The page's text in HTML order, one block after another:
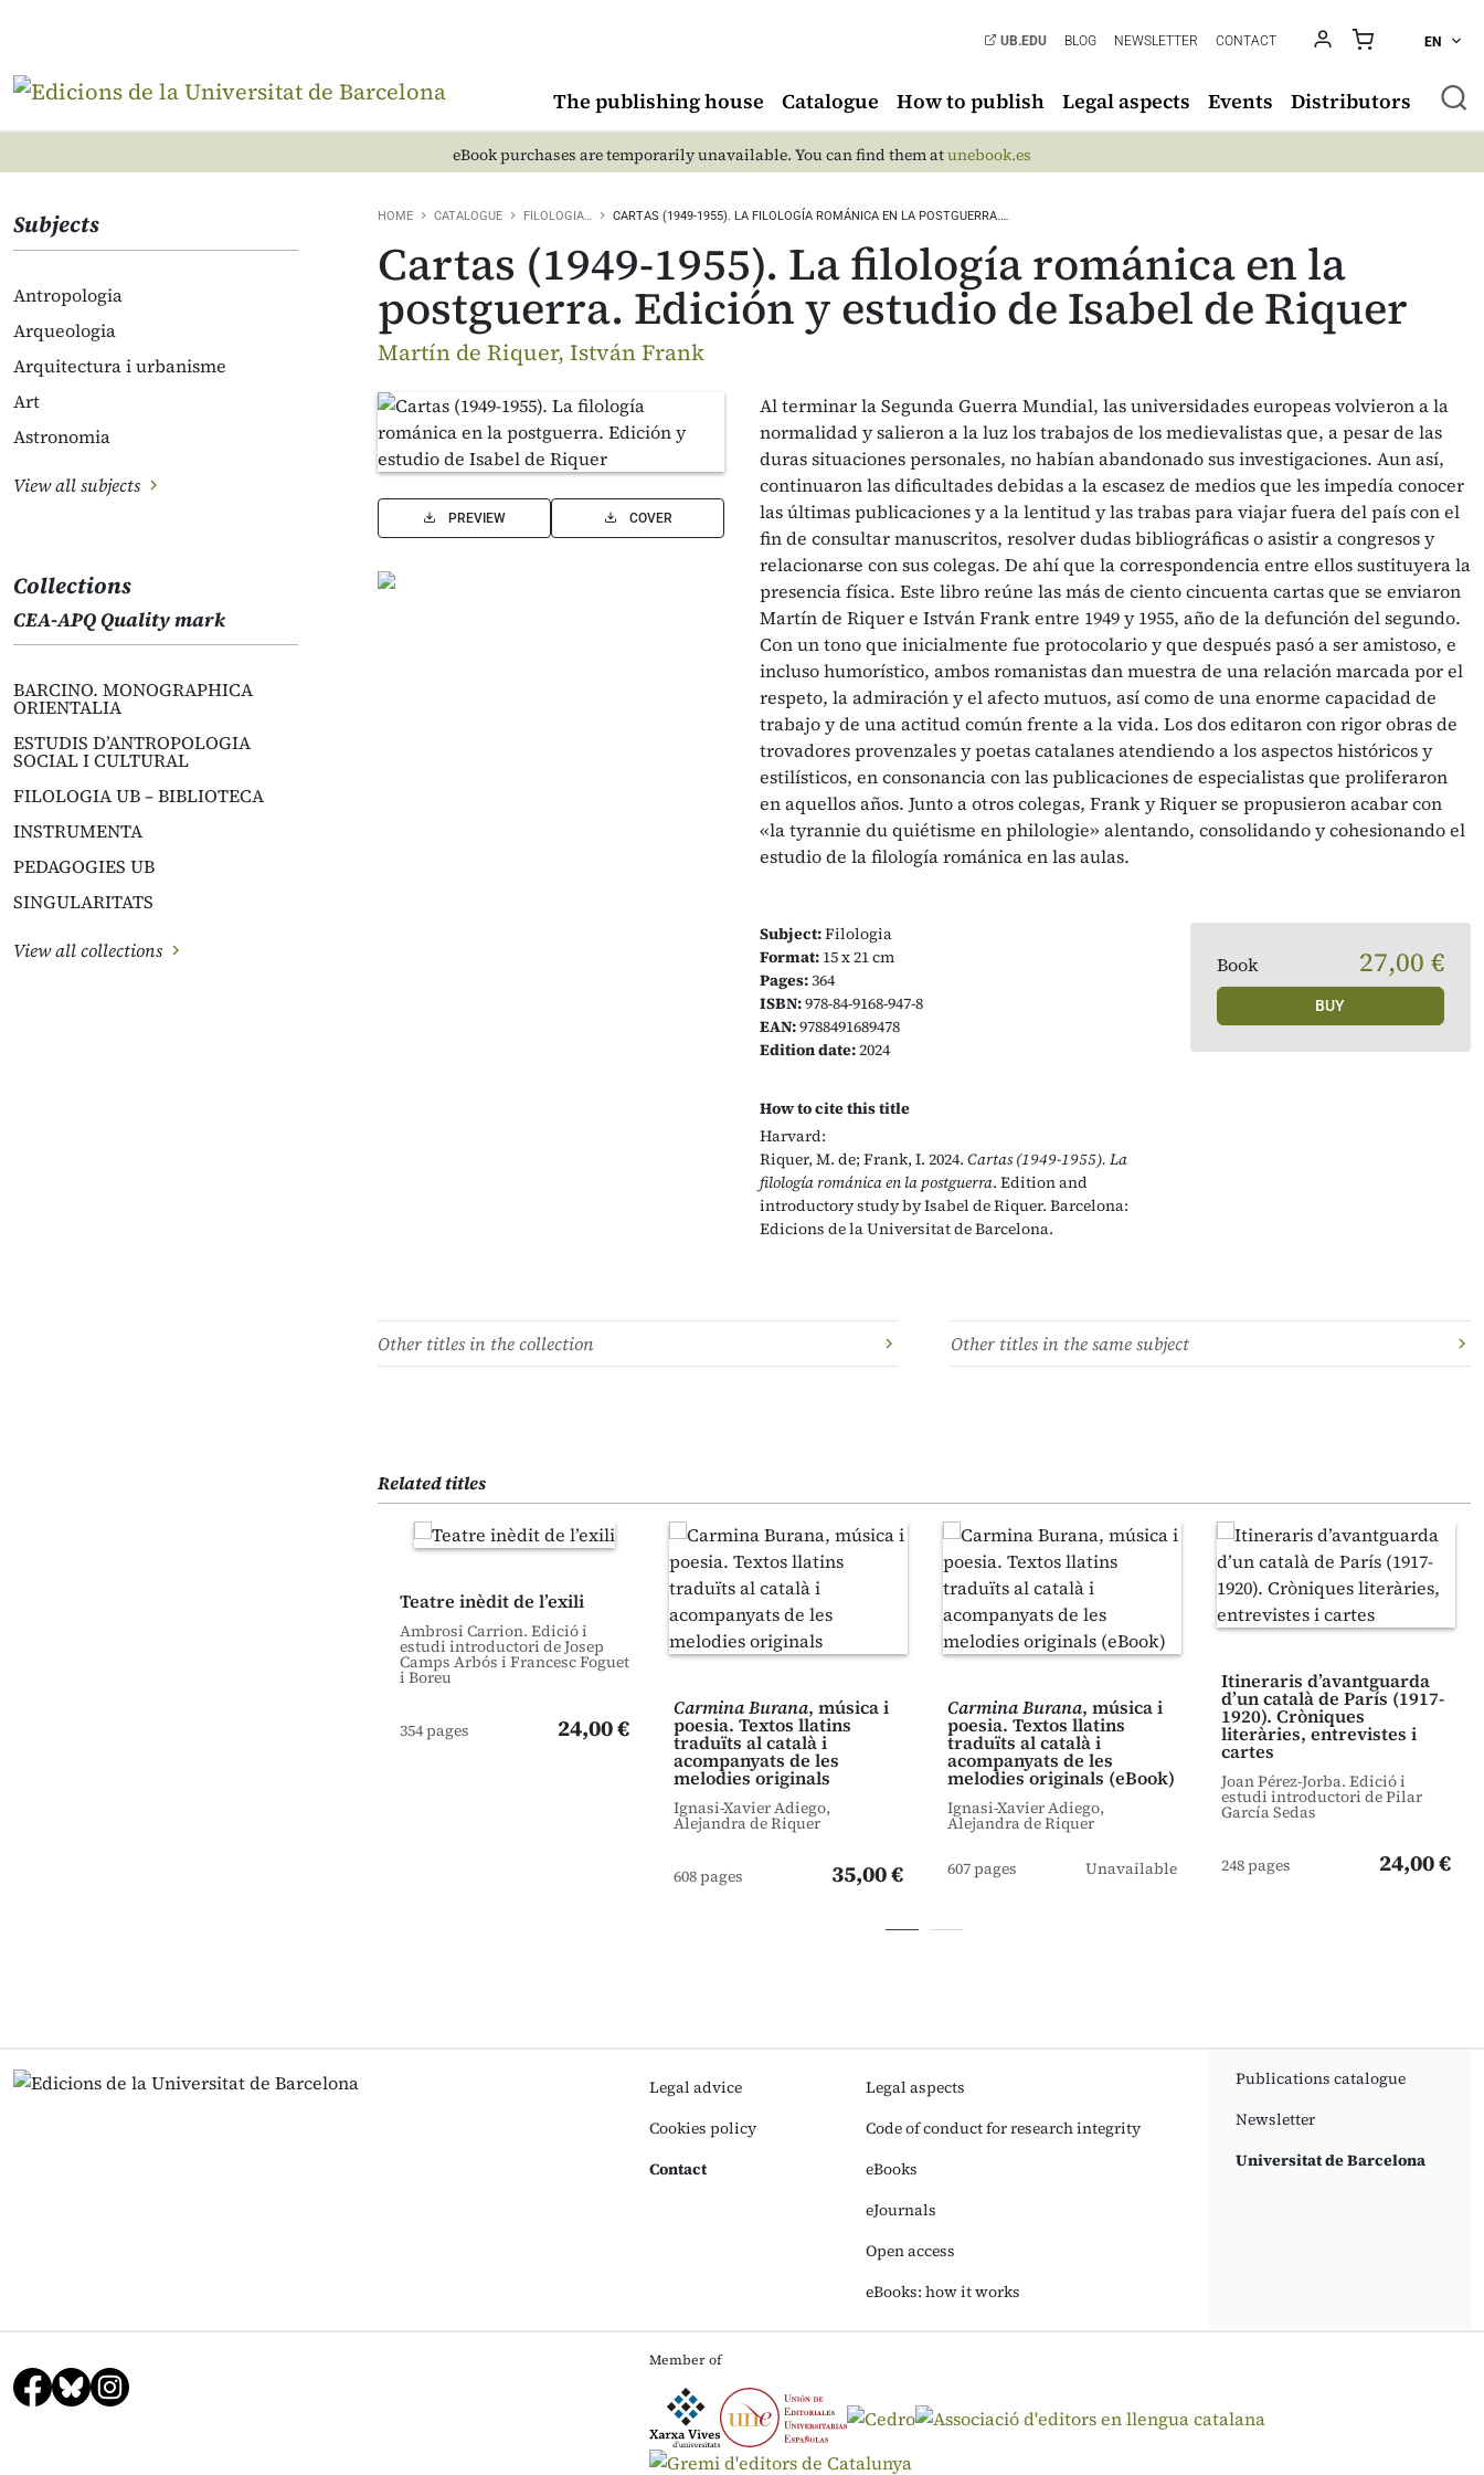
UB.EDU BLOG NEWSLETTER CONTACT EN
The publishing house Catalogue How to publish Legal aspects Events Distributors
eBook purchases are temporarily unavailable. You can find them atunebook.es
Subjects
Antropologia
Arqueologia
Arquitectura i urbanisme
Art
Astronomia
View all subjects
Collections
CEA-APQ Quality mark
BARCINO. MONOGRAPHICA
ORIENTALIA
ESTUDIS D’ANTROPOLOGIA
SOCIAL I CULTURAL
FILOLOGIA UB – BIBLIOTECA
INSTRUMENTA
PEDAGOGIES UB
SINGULARITATS
View all collections
HOME CATALOGUE FILOLOGIA… CARTAS (1949-1955). LA FILOLOGÍA ROMÁNICA EN LA POSTGUERRA.…
Cartas (1949-1955). La filología románica en la
postguerra. Edición y estudio de Isabel de Riquer
Martín de Riquer, István Frank
PREVIEW COVER
Al terminar la Segunda Guerra Mundial, las universidades europeas volvieron a la
normalidad y salieron a la luz los trabajos de los medievalistas que, a pesar de las
duras situaciones personales, no habían abandonado sus investigaciones. Aun así,
continuaron las dificultades debidas a la escasez de medios que les impedía conocer
las últimas publicaciones y a la lentitud y las trabas para viajar fuera del país con el
fin de consultar manuscritos, resolver dudas bibliográficas o asistir a congresos y
relacionarse con sus colegas. De ahí que la correspondencia entre ellos sustituyera la
presencia física. Este libro reúne las más de ciento cincuenta cartas que se enviaron
Martín de Riquer e István Frank entre 1949 y 1955, año de la defunción del segundo.
Con un tono que inicialmente fue protocolario y que después pasó a ser amistoso, e
incluso humorístico, ambos romanistas dan muestra de una relación marcada por el
respeto, la admiración y el afecto mutuos, así como de una enorme capacidad de
trabajo y de una actitud común frente a la vida. Los dos editaron con rigor obras de
trovadores provenzales y poetas catalanes atendiendo a los aspectos históricos y
estilísticos, en consonancia con las publicaciones de especialistas que proliferaron
en aquellos años. Junto a otros colegas, Frank y Riquer se propusieron acabar con
«la tyrannie du quiétisme en philologie» alentando, consolidando y cohesionando el
estudio de la filología románica en las aulas.
Subject:Filologia
Format: 15 x 21 cm
Pages:364
ISBN:978-84-9168-947-8
EAN:9788491689478
Edition date:2024
How to cite this title
Harvard:
Riquer, M. de; Frank, I. 2024. Cartas (1949-1955). La
filología románica en la postguerra. Edition and
introductory study by Isabel de Riquer. Barcelona:
Edicions de la Universitat de Barcelona.
Book 27,00 €
BUY
Other titles in the collection Other titles in the same subject
Related titles
Teatre inèdit de l’exili
Ambrosi Carrion. Edició i
estudi introductori de Josep
Camps Arbós i Francesc Foguet
i Boreu
354 pages 24,00 €
Carmina Burana, música i
poesia. Textos llatins
traduïts al català i
acompanyats de les
melodies originals
Ignasi-Xavier Adiego,
Alejandra de Riquer
608 pages 35,00 €
Carmina Burana, música i
poesia. Textos llatins
traduïts al català i
acompanyats de les
melodies originals (eBook)
Ignasi-Xavier Adiego,
Alejandra de Riquer
607 pages Unavailable
Itineraris d’avantguarda
d’un català de París (1917-
1920). Cròniques
literàries, entrevistes i
cartes
Joan Pérez-Jorba. Edició i
estudi introductori de Pilar
García Sedas
248 pages 24,00 €
Legal advice
Cookies policy
Contact
Legal aspects
Code of conduct for research integrity
eBooks
eJournals
Open access
eBooks: how it works
Publications catalogue
Newsletter
Universitat de Barcelona
Member of